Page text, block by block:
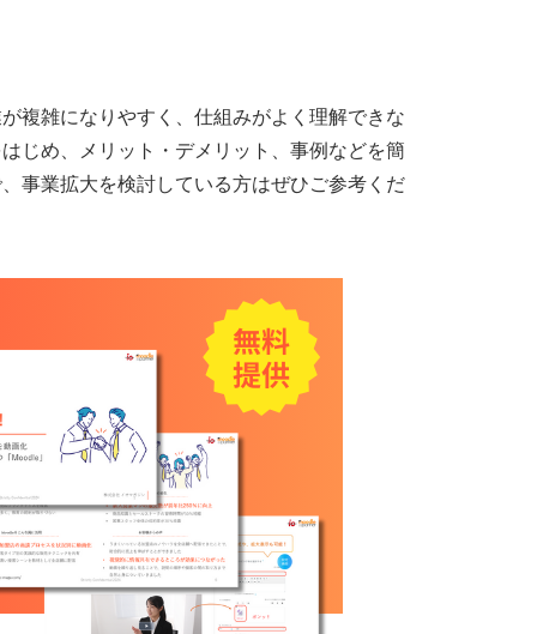
複雑になりやすく、仕組みがよく理解できな
じめ、メリット・デメリット、事例などを簡
事業拡大を検討している方はぜひご参考くだ